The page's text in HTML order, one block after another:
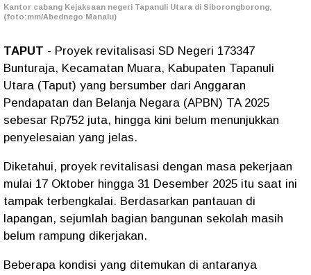
Kantor cabang Kejaksaan negeri Tapanuli Utara di Siborongborong,
(foto:mm/Abednego Manalu)
TAPUT - Proyek revitalisasi SD Negeri 173347
Bunturaja, Kecamatan Muara, Kabupaten Tapanuli
Utara (Taput) yang bersumber dari Anggaran
Pendapatan dan Belanja Negara (APBN) TA 2025
sebesar Rp752 juta, hingga kini belum menunjukkan
penyelesaian yang jelas.
Diketahui, proyek revitalisasi dengan masa pekerjaan
mulai 17 Oktober hingga 31 Desember 2025 itu saat ini
tampak terbengkalai. Berdasarkan pantauan di
lapangan, sejumlah bagian bangunan sekolah masih
belum rampung dikerjakan.
Beberapa kondisi yang ditemukan di antaranya